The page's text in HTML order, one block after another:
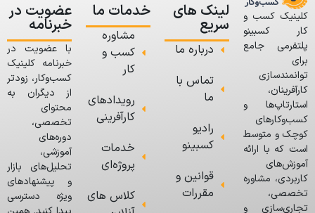
کلینیک کسب و
کار کسبینو
پلتفرمی جامع
برای
توانمندسازی
کارآفرینان،
استارتاپ‌ها و
کسب‌وکارهای
کوچک و متوسط
است که با ارائه
آموزش‌های
کاربردی، مشاوره
تخصصی،
تجاری‌سازی و
لینک های
سریع
درباره ما
تماس با
ما
رادیو
کسبینو
قوانین و
مقررات
خدمات ما
مشاوره
کسب و
کار
رویدادهای
کارآفرینی
خدمات
پروژه‌ای
کلاس های
عضویت در
خبرنامه
با عضویت در
خبرنامه کلینیک
کسب‌وکار، زودتر
از دیگران به
محتوای
تخصصی،
دوره‌های
آموزشی،
تحلیل‌های بازار
و پیشنهادهای
ویژه دسترسی